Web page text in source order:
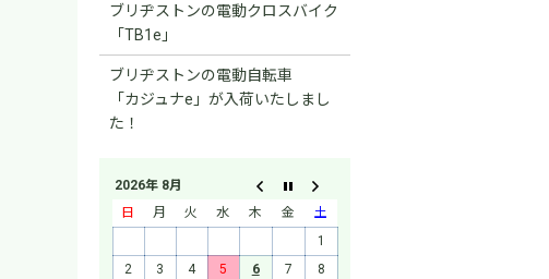
ブリヂストンの電動クロスバイク
「TB1e」
ブリヂストンの電動自転車
「カジュナe」が入荷いたしまし
た！
2026年 8月
日
月 火 水 木 金
土
1
2
3 4 5 6 7
8